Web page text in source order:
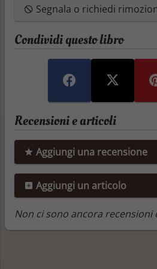
Segnala o richiedi
Condividi questo libro
Recensioni e articoli
Aggiungi una recensione
Aggiungi un articolo
Non ci sono ancora recensioni